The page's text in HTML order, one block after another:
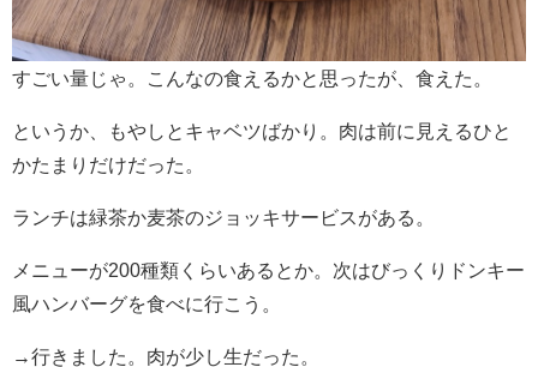
すごい量じゃ。こんなの食えるかと思ったが、食えた。
というか、もやしとキャベツばかり。肉は前に見えるひと
かたまりだけだった。
ランチは緑茶か麦茶のジョッキサービスがある。
メニューが200種類くらいあるとか。次はびっくりドンキー
風ハンバーグを食べに行こう。
→行きました。肉が少し生だった。